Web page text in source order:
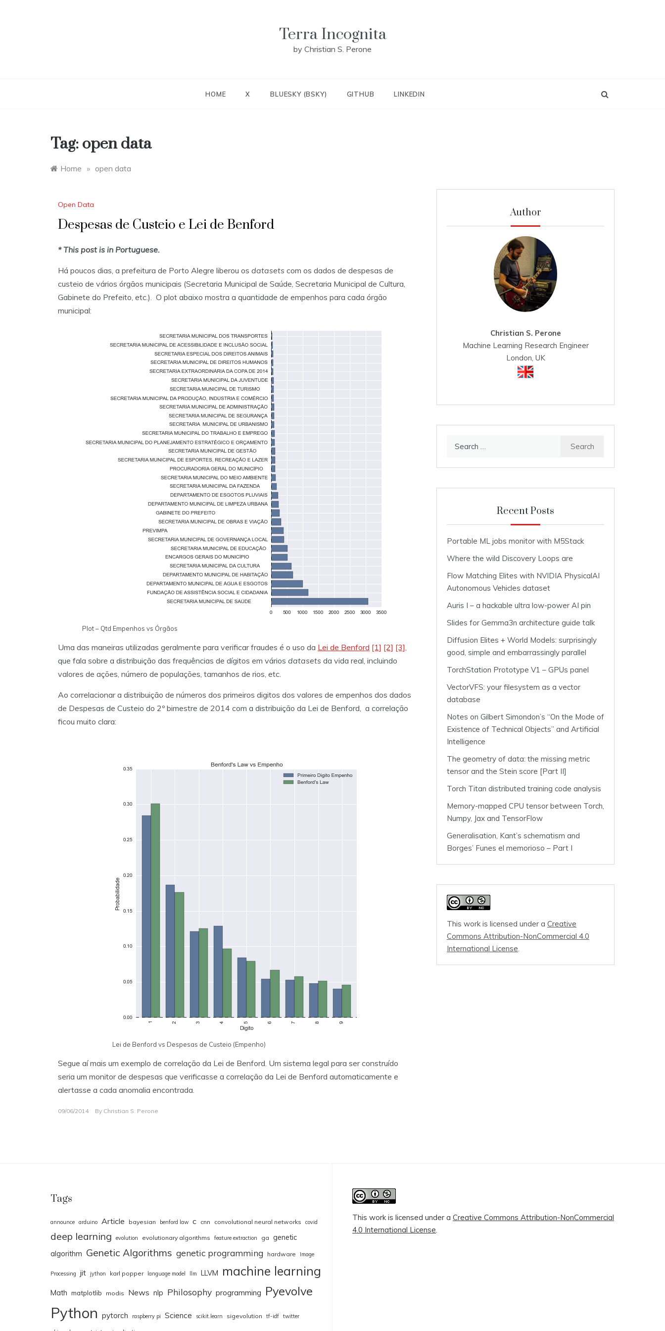
Terra Incognita
by Christian S. Perone
HOME X BLUESKY (BSKY) GITHUB LINKEDIN
Tag: open data
Home » open data
Open Data
Despesas de Custeio e Lei de Benford
* This post is in Portuguese.
Há poucos dias, a prefeitura de Porto Alegre liberou os datasets com os dados de despesas de
custeio de vários órgãos municipais (Secretaria Municipal de Saúde, Secretaria Municipal de Cultura,
Gabinete do Prefeito, etc.). O plot abaixo mostra a quantidade de empenhos para cada órgão
municipal:
Plot – Qtd Empenhos vs Órgãos
Uma das maneiras utilizadas geralmente para verificar fraudes é o uso da Lei de Benford [1] [2] [3],
que fala sobre a distribuição das frequências de dígitos em vários datasets da vida real, incluindo
valores de ações, número de populações, tamanhos de rios, etc.
Ao correlacionar a distribuição de números dos primeiros digitos dos valores de empenhos dos dados
de Despesas de Custeio do 2º bimestre de 2014 com a distribuição da Lei de Benford, a correlação
ficou muito clara:
Lei de Benford vs Despesas de Custeio (Empenho)
Segue aí mais um exemplo de correlação da Lei de Benford. Um sistema legal para ser construído
seria um monitor de despesas que verificasse a correlação da Lei de Benford automaticamente e
alertasse a cada anomalia encontrada.
09/06/2014 By Christian S. Perone
Author
Christian S. Perone
Machine Learning Research Engineer
London, UK
Recent Posts
Portable ML jobs monitor with M5Stack
Where the wild Discovery Loops are
Flow Matching Elites with NVIDIA PhysicalAI
Autonomous Vehicles dataset
Auris I – a hackable ultra low-power AI pin
Slides for Gemma3n architecture guide talk
Diffusion Elites + World Models: surprisingly
good, simple and embarrassingly parallel
TorchStation Prototype V1 – GPUs panel
VectorVFS: your filesystem as a vector
database
Notes on Gilbert Simondon’s “On the Mode of
Existence of Technical Objects” and Artificial
Intelligence
The geometry of data: the missing metric
tensor and the Stein score [Part II]
Torch Titan distributed training code analysis
Memory-mapped CPU tensor between Torch,
Numpy, Jax and TensorFlow
Generalisation, Kant’s schematism and
Borges’ Funes el memorioso – Part I
This work is licensed under a Creative
Commons Attribution-NonCommercial 4.0
International License.
Tags
announce arduino Article bayesian benford law c cnn convolutional neural networks covid
deep learning evolution evolutionary algorithms feature extraction ga genetic
algorithm Genetic Algorithms genetic programming hardware Image
Processing jit jython karl popper language model llm LLVM machine learning
Math matplotlib modis News nlp Philosophy programming Pyevolve
Python pytorch raspberry pi Science scikit.learn sigevolution tf-idf twitter
This work is licensed under a Creative Commons Attribution-NonCommercial
4.0 International License.